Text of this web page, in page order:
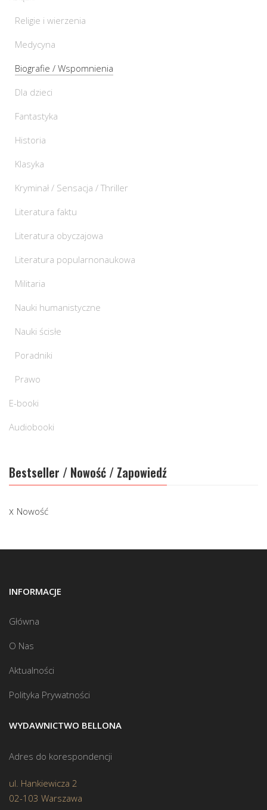
Religie i wierzenia
Medycyna
Biografie / Wspomnienia
Dla dzieci
Fantastyka
Historia
Klasyka
Kryminał / Sensacja / Thriller
Literatura faktu
Literatura obyczajowa
Literatura popularnonaukowa
Militaria
Nauki humanistyczne
Nauki ścisłe
Poradniki
Prawo
E-booki
Audiobooki
Bestseller / Nowość / Zapowiedź
Nowość
INFORMACJE
Główna
O Nas
Aktualności
Polityka Prywatności
WYDAWNICTWO BELLONA
Adres do korespondencji
ul. Hankiewicza 2
02-103 Warszawa